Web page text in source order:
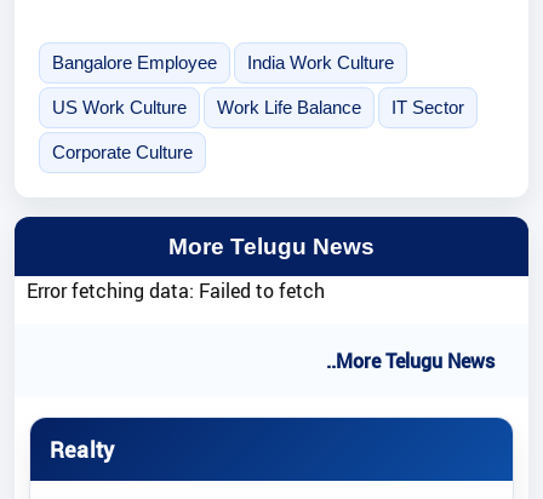
Bangalore Employee India Work Culture
US Work Culture Work Life Balance IT Sector
Corporate Culture
More Telugu News
Error fetching data: Failed to fetch
..More Telugu News
Realty